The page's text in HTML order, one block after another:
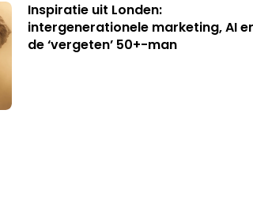
Inspiratie uit Londen:
intergenerationele marketing, AI
de ‘vergeten’ 50+-man